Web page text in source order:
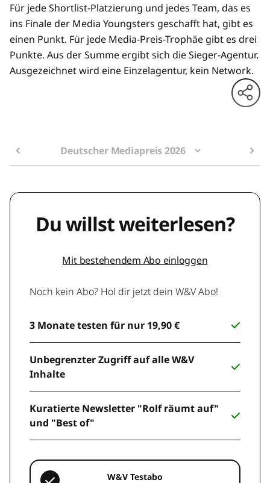
Für jede Shortlist-Platzierung und jedes Team, das es
ins Finale der Media Youngsters geschafft hat, gibt es
einen Punkt. Für jede Media-Preis-Trophäe gibt es drei
Punkte. Aus der Summe ergibt sich die Sieger-Agentur.
Ausgezeichnet wird eine Einzelagentur, kein Network.
Deutscher Mediapreis 2026
Du willst weiterlesen?
Mit bestehendem Abo einloggen
Noch kein Abo? Hol dir jetzt dein W&V Abo!
3 Monate testen für nur 19,90 €
Unbegrenzter Zugriff auf alle W&V
Inhalte
Kuratierte Newsletter "Rolf räumt auf"
und "Best of"
W&V Testabo